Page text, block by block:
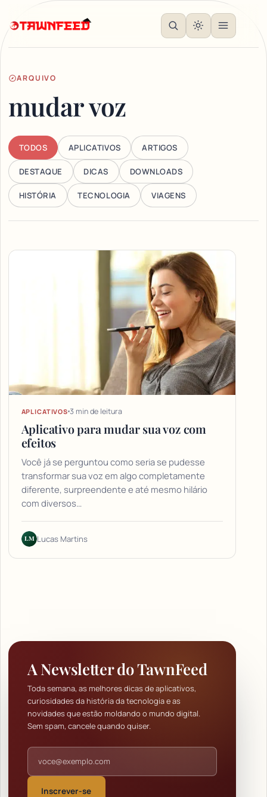
ARQUIVO
mudar voz
TODOS APLICATIVOS ARTIGOS
DESTAQUE DICAS DOWNLOADS
HISTÓRIA TECNOLOGIA VIAGENS
Articles
APLICATIVOS 3 min de leitura
Aplicativo para mudar sua voz com
efeitos
Você já se perguntou como seria se pudesse
transformar sua voz em algo completamente
diferente, surpreendente e até mesmo hilário
com diversos…
LM Lucas Martins
A Newsletter do TawnFeed
Toda semana, as melhores dicas de aplicativos,
curiosidades da história da tecnologia e as
novidades que estão moldando o mundo digital.
Sem spam, cancele quando quiser.
Endereço de e-mail
Inscrever-se